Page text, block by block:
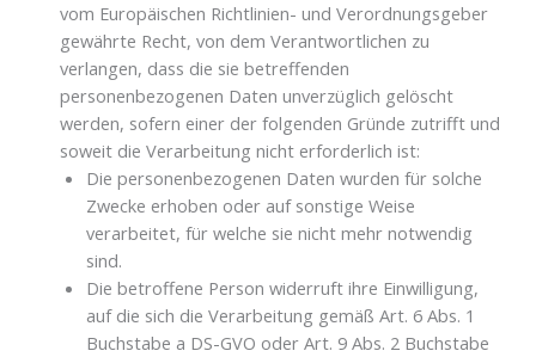
vom Europäischen Richtlinien- und Verordnungsgeber
gewährte Recht, von dem Verantwortlichen zu
verlangen, dass die sie betreffenden
personenbezogenen Daten unverzüglich gelöscht
werden, sofern einer der folgenden Gründe zutrifft und
soweit die Verarbeitung nicht erforderlich ist:
Die personenbezogenen Daten wurden für solche
Zwecke erhoben oder auf sonstige Weise
verarbeitet, für welche sie nicht mehr notwendig
sind.
Die betroffene Person widerruft ihre Einwilligung,
auf die sich die Verarbeitung gemäß Art. 6 Abs. 1
Buchstabe a DS-GVO oder Art. 9 Abs. 2 Buchstabe